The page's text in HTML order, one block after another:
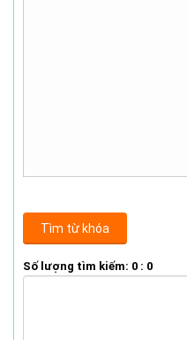
Số lượng tìm kiếm: 0 : 0